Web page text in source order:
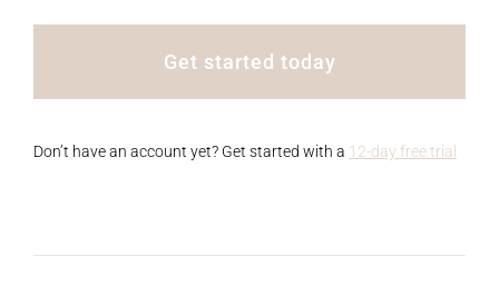
Get started today
Don’t have an account yet? Get started with a 12-day free trial